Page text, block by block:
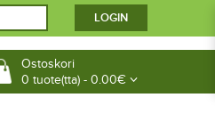
Ostoskori
0 tuote(tta) - 0.00€